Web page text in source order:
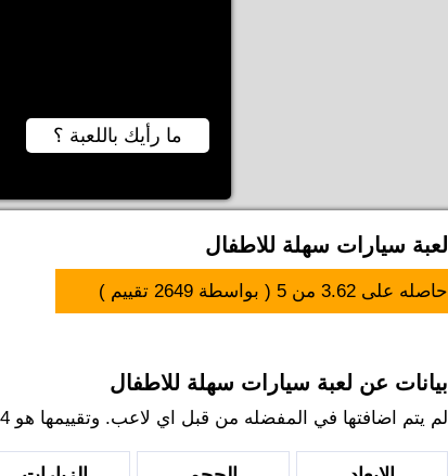
ما رأيك باللعبة ؟
لعبة سيارات سهلة للاطفال
حاصله على 3.62 من 5 ( بواسطة 2649 تقييم )
بيانات عن لعبة سيارات سهلة للاطفال
لم يتم اضافتها في المفضله من قبل اي لاعب. وتقييمها هو 72.4%